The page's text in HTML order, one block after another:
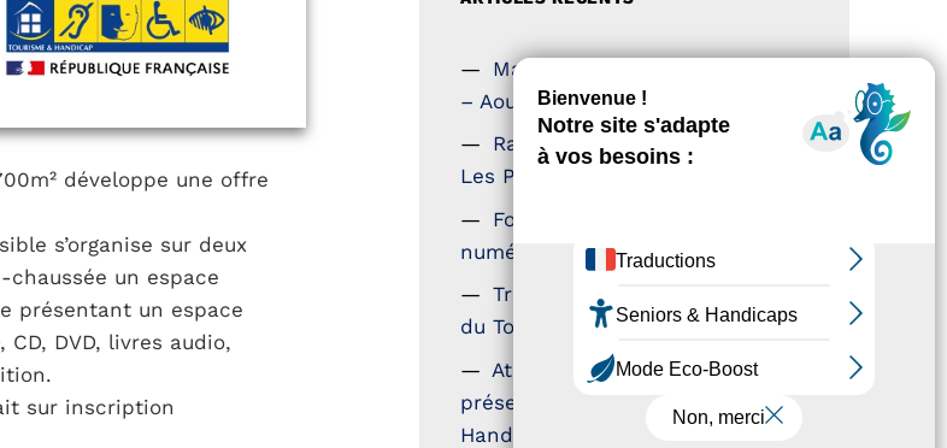
développe une offre
s’organise sur deux
un espace
présentant un espace
DVD, livres audio,
sur inscription
Magazine Tourisme Accessible
– Aout 2026
Rallye Aicha des Gazelles –
Les Petillantes
Formation Communication
numérique
Trophées Horizons – Acteurs
du Tourisme Durable
Atout France – flyer
présentation label Tourisme &
Handicap